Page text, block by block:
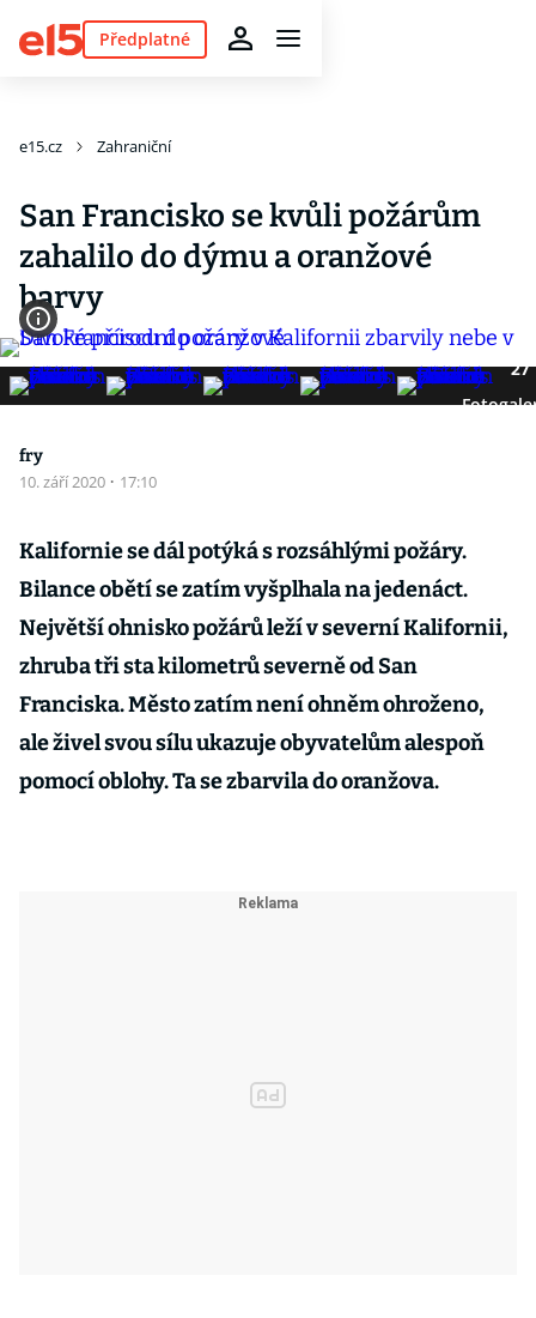
Předplatné
e15.cz Zahraniční
San Francisko se kvůli požárům
zahalilo do dýmu a oranžové
barvy
27
fry
10. září 2020 · 17:10
Kalifornie se dál potýká s rozsáhlými požáry.
Bilance obětí se zatím vyšplhala na jedenáct.
Největší ohnisko požárů leží v severní Kalifornii,
zhruba tři sta kilometrů severně od San
Franciska. Město zatím není ohněm ohroženo,
ale živel svou sílu ukazuje obyvatelům alespoň
pomocí oblohy. Ta se zbarvila do oranžova.